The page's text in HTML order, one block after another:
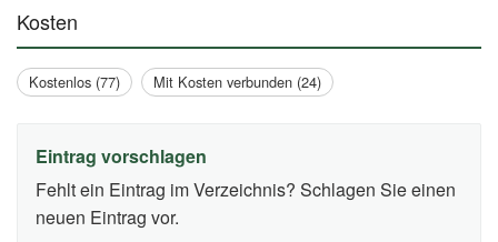
Kosten
Kostenlos (77) Mit Kosten verbunden (24)
Eintrag vorschlagen
Fehlt ein Eintrag im Verzeichnis? Schlagen Sie einen
neuen Eintrag vor.